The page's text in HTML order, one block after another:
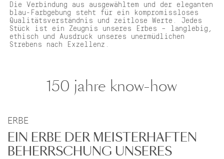
Die Verbindung aus ausgewähltem und der eleganten
blau-Farbgebung steht für ein kompromissloses
Qualitätsverständnis und zeitlose Werte. Jedes
Stück ist ein Zeugnis unseres Erbes – langlebig,
ethisch und Ausdruck unseres unermüdlichen
Strebens nach Exzellenz.
150 jahre know-how
ERBE
EIN ERBE DER MEISTERHAFTEN
BEHERRSCHUNG UNSERES